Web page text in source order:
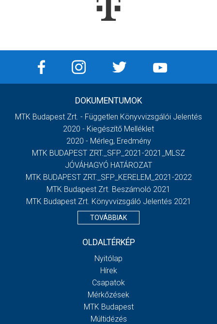
DOKUMENTUMOK
MTK Budapest Zrt. - Független Könyvvizsgálói Jelentés
2020 - Kiegészítő Melléklet
2020 - Mérleg, Eredmény
MTK BUDAPEST ZRT._SFP_2021-2021_MLSZ
JÓVÁHAGYÓ HATÁROZAT
MTK BUDAPEST ZRT._SFP_KERELEM_2021-2022
MTK Budapest Zrt. Beszámoló 2021
MTK Budapest Zrt. Könyvvizsgáló Jelentés 2021
TOVÁBBIAK
OLDALTÉRKÉP
Nyitólap
Hírek
Csapatok
Mérkőzések
MTK Budapest
Múltidézés